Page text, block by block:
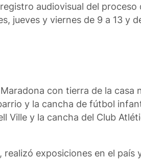
audiovisual del proceso
jueves y viernes de 9 a 13 y
con tierra de la casa
y la cancha de fútbol
Ville y la cancha del Club
exposiciones en el país